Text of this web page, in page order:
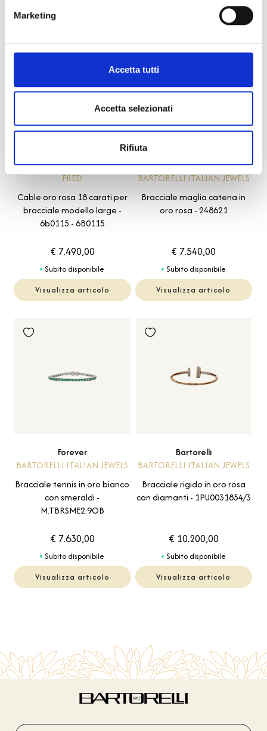
Marketing
Accetta tutti
Accetta selezionati
Rifiuta
Force 10
FRED
Cable oro rosa 18 carati per
bracciale modello large -
6b0115 - 6B0115
€ 7.490,00
Subito disponibile
Visualizza articolo
Gold
BARTORELLI ITALIAN JEWELS
Bracciale maglia catena in
oro rosa - 248621
€ 7.540,00
Subito disponibile
Visualizza articolo
Forever
BARTORELLI ITALIAN JEWELS
Bracciale tennis in oro bianco
con smeraldi -
M.TBRSME2.9OB
€ 7.630,00
Subito disponibile
Visualizza articolo
Bartorelli
BARTORELLI ITALIAN JEWELS
Bracciale rigido in oro rosa
con diamanti - 1PU0031854/3
€ 10.200,00
Subito disponibile
Visualizza articolo